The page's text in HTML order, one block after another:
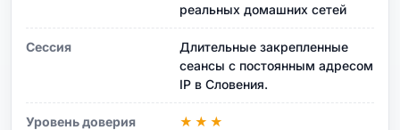
реальных домашних сетей
Сессия
Длительные закрепленные
сеансы с постоянным адресом
IP в Словения.
Уровень доверия ★★★